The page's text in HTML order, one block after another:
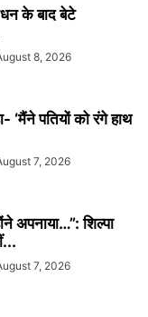
के बाद बेटे
8, 2026
‘मैंने पतियों को रंगे हाथ
7, 2026
अपनाया…”: शिल्पा
7, 2026